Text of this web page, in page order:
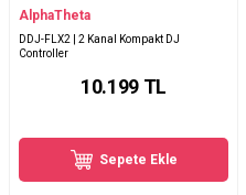
AlphaTheta
DDJ-FLX2 | 2 Kanal Kompakt DJ
Controller
10.199TL
Sepete Ekle